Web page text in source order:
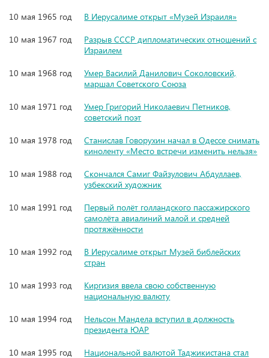
10 мая 1965 год
В Иерусалиме открыт «Музей Израиля»
10 мая 1967 год
Разрыв СССР дипломатических отношений с
Израилем
10 мая 1968 год
Умер Василий Данилович Соколовский,
маршал Советского Союза
10 мая 1971 год
Умер Григорий Николаевич Петников,
советский поэт
10 мая 1978 год
Станислав Говорухин начал в Одессе снимать
киноленту «Место встречи изменить нельзя»
10 мая 1988 год
Скончался Самиг Файзулович Абдуллаев,
узбекский художник
10 мая 1991 год
Первый полёт голландского пассажирского
самолёта авиалиний малой и средней
протяжённости
10 мая 1992 год
В Иерусалиме открыт Музей библейских
стран
10 мая 1993 год
Киргизия ввела свою собственную
национальную валюту
10 мая 1994 год
Нельсон Мандела вступил в должность
президента ЮАР
10 мая 1995 год
Национальной валютой Таджикистана стал